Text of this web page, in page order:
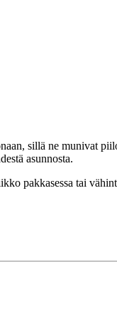
sillä ne munivat
asunnosta.
pakkasessa tai